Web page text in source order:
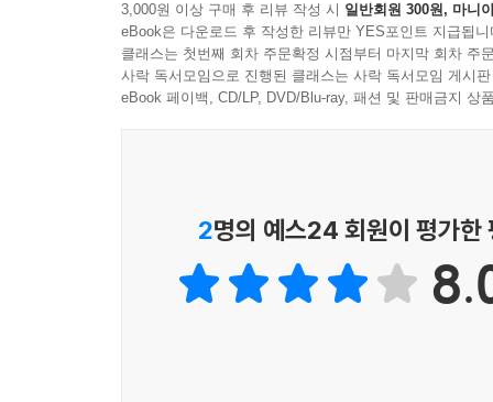
난 TV에 나오는 삶을 살고 싶어. 모든 가정의 거
--- p. 520
난 어른들보다 애들이랑 더 잘 맞아. 가장 친한 친
3,000원 이상 구매 후 리뷰 작성 시 일반회원 300원, 마니
eBook은 다운로드 후 작성한 리뷰만 YES포인트 지급됩니
클래스는 첫번째 회차 주문확정 시점부터 마지막 회차 주
사락 독서모임으로 진행된 클래스는 사락 독서모임 게시
eBook 페이백, CD/LP, DVD/Blu-ray, 패션 및 판매금지 상
2명의 예스24 회원이 평가한